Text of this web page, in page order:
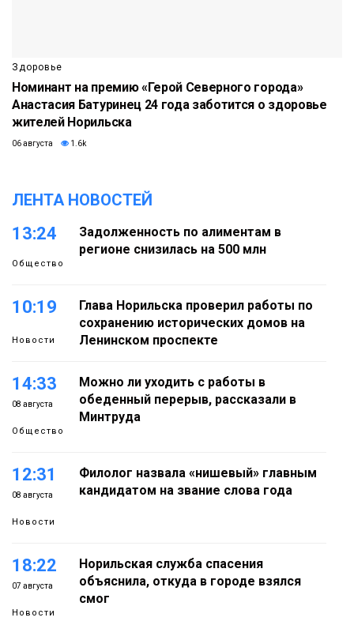
Здоровье
Номинант на премию «Герой Северного города»
Анастасия Батуринец 24 года заботится о здоровье
жителей Норильска
06 августа 1.6k
ЛЕНТА НОВОСТЕЙ
13:24
Общество
Задолженность по алиментам в
регионе снизилась на 500 млн
10:19
Новости
Глава Норильска проверил работы по
сохранению исторических домов на
Ленинском проспекте
14:33
08 августа
Общество
Можно ли уходить с работы в
обеденный перерыв, рассказали в
Минтруда
12:31
08 августа
Новости
Филолог назвала «нишевый» главным
кандидатом на звание слова года
18:22
07 августа
Новости
Норильская служба спасения
объяснила, откуда в городе взялся
смог